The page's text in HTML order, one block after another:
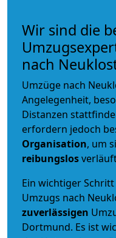
Wir sind die
nach
Umzüge nach
Angelegenheit,
Distanzen
erfordern jedoch
Organisation, um
reibungslos
Ein wichtiger
Umzugs nach
zuverlässigen
Dortmund. Es ist